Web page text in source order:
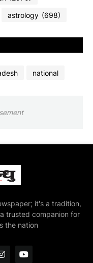
astrology (698)
national
it's a tradition,
trusted companion for
the nation